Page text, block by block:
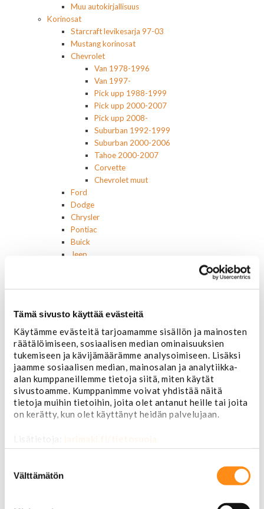
Tämä sivusto käyttää evästeitä
Käytämme evästeitä tarjoamamme sisällön ja mainosten
räätälöimiseen, sosiaalisen median ominaisuuksien
tukemiseen ja kävijämäärämme analysoimiseen. Lisäksi
jaamme sosiaalisen median, mainosalan ja analytiikka-
alan kumppaneillemme tietoja siitä, miten käytät
sivustoamme. Kumppanimme voivat yhdistää näitä
tietoja muihin tietoihin, joita olet antanut heille tai joita
on kerätty, kun olet käyttänyt heidän palvelujaan.
Lisätietoja: jarimaki.fi/tietosuoja
valinta
Välttämätön
Muu autokirjallisuus
Korinosat
Starcraft levikesarja 97-03
Mustang korinosat
Chevrolet
Van 1978-1996
Van 1997-
Pick upp 1988-1999
Pick upp 2000-2007
Pick upp 2008-
Suburban 1992-1999
Suburban 2000-2006
Tahoe 2000-2007
Corvette
Chevrolet muut
Ford
Dodge
Chrysler
Pontiac
Buick
Jeep
Tuulilasit
Pyyhkijänsulat
Sivulasivisiirit ja tuuliohjaimet
Lavatarvikkeet PickUp:eihin
Lavatarvikkeet
Lavakatteet Pick Up:eihin
Renkaat ja vanteet
Renkaat ja tarvikkeet
Varapyörätelineet
Venttiilinhatut
Renkaat 15"